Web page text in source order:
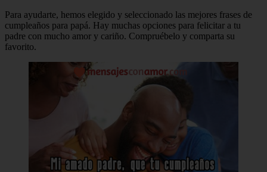
Para ayudarte, hemos elegido y seleccionado las mejores frases de
cumpleaños para papá. Hay muchas opciones para felicitar a tu
padre con mucho amor y cariño. Compruébelo y comparta su
favorito.